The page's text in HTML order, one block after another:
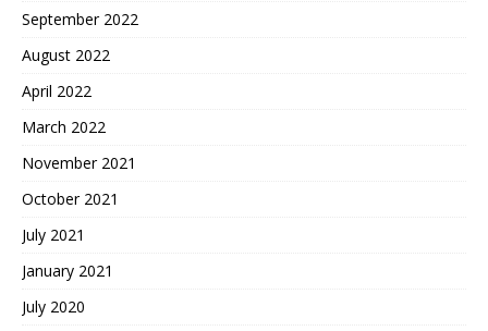
September 2022
August 2022
April 2022
March 2022
November 2021
October 2021
July 2021
January 2021
July 2020